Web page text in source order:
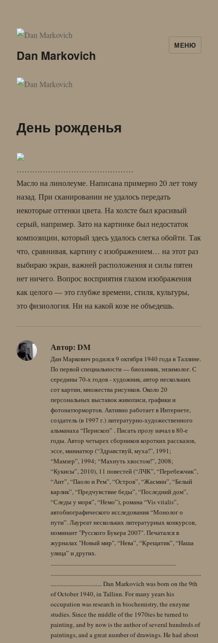
Dan Markovich
МЕНЮ
День рожденья
………………………………………
Масло на линолеуме. Написана примерно 20 лет тому
назад. При сканировании не удалось передать
некоторые оттенки цвета. На холсте был красивый
серый, например. Зато на картинке был недостаток
композиции, который здесь удалось слегка обойти. Так
что, сравнивая, картину с изображением… на этот раз
выбираю экран, важней расположения и силы пятен
нет ничего. Вопрос восприятия глазом изображения
как целого — это глубже времени, стиля, культуры,
это физиология. Ни на какой козе не объедешь.
Автор: DM
Дан Маркович родился 9 октября 1940 года в Таллине.
По первой специальности — биохимик, энзимолог. С
середины 70-х годов - художник, автор нескольких
сот картин, множества рисунков. Около 20
персональных выставок живописи, графики и
фотонатюрмортов. Активно работает в Интернете,
создатель (в 1997 г.) литературно-художественного
альманаха “Перископ” . Писать прозу начал в 80-е
годы. Автор четырех сборников коротких рассказов,
эссе, миниатюр (“Здравствуй, муха!”, 1991;
“Мамзер”, 1994; “Махнуть хвостом!”, 2008;
“Кукисы”, 2010), 11 повестей (“ЛЧК”, “Перебежчик”,
“Ант”, “Паоло и Рем”, “Остров”, “Жасмин”, “Белый
карлик”, “Предчувствие беды”, “Последний дом”,
“Следы у моря”, “Немо”), романа “Vis vitalis”,
автобиографического исследования “Монолог о
пути”. Лауреат нескольких литературных конкурсов,
номинант "Русского Букера 2007". Печатался в
журналах "Новый мир", “Нева”, “Крещатик”, “Наша
улица” и других.
......................................................................................
.......................................................................................................
................................... Dan Markovich was born on the 9th
of October 1940, in Tallinn. For many years his
occupation was research in biochemistry, the enzyme
studies. Since the middle of the 1970ies he turned to
painting, and by now is the author of several hundreds of
paintings, and a great number of drawings. He had about